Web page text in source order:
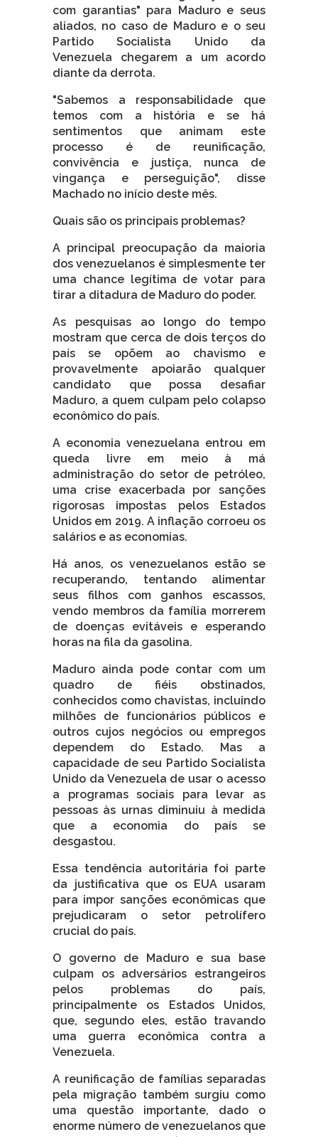
com garantias" para Maduro e seus
aliados, no caso de Maduro e o seu
Partido Socialista Unido da
Venezuela chegarem a um acordo
diante da derrota.
"Sabemos a responsabilidade que
temos com a história e se há
sentimentos que animam este
processo é de reunificação,
convivência e justiça, nunca de
vingança e perseguição", disse
Machado no início deste mês.
Quais são os principais problemas?
A principal preocupação da maioria
dos venezuelanos é simplesmente ter
uma chance legítima de votar para
tirar a ditadura de Maduro do poder.
As pesquisas ao longo do tempo
mostram que cerca de dois terços do
país se opõem ao chavismo e
provavelmente apoiarão qualquer
candidato que possa desafiar
Maduro, a quem culpam pelo colapso
econômico do país.
A economia venezuelana entrou em
queda livre em meio à má
administração do setor de petróleo,
uma crise exacerbada por sanções
rigorosas impostas pelos Estados
Unidos em 2019. A inflação corroeu os
salários e as economias.
Há anos, os venezuelanos estão se
recuperando, tentando alimentar
seus filhos com ganhos escassos,
vendo membros da família morrerem
de doenças evitáveis e esperando
horas na fila da gasolina.
Maduro ainda pode contar com um
quadro de fiéis obstinados,
conhecidos como chavistas, incluindo
milhões de funcionários públicos e
outros cujos negócios ou empregos
dependem do Estado. Mas a
capacidade de seu Partido Socialista
Unido da Venezuela de usar o acesso
a programas sociais para levar as
pessoas às urnas diminuiu à medida
que a economia do país se
desgastou.
Essa tendência autoritária foi parte
da justificativa que os EUA usaram
para impor sanções econômicas que
prejudicaram o setor petrolífero
crucial do país.
O governo de Maduro e sua base
culpam os adversários estrangeiros
pelos problemas do país,
principalmente os Estados Unidos,
que, segundo eles, estão travando
uma guerra econômica contra a
Venezuela.
A reunificação de famílias separadas
pela migração também surgiu como
uma questão importante, dado o
enorme número de venezuelanos que